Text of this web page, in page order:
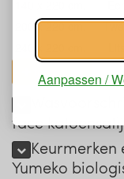
Aanpassen /
200 x 220 cm.
toon alles
face
Yumeko